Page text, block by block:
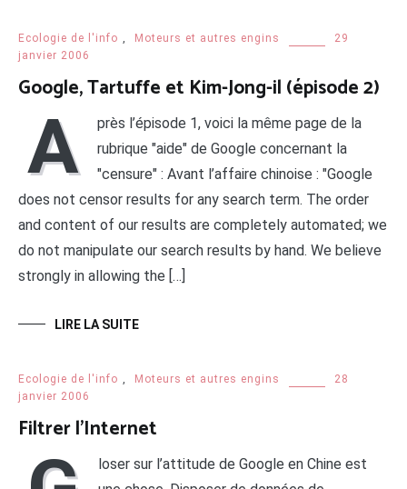
Ecologie de l'info Moteurs et autres engins
29
janvier 2006
Google, Tartuffe et Kim-Jong-il (épisode 2)
A
près l’épisode 1, voici la même page de la
rubrique "aide" de Google concernant la
"censure" : Avant l’affaire chinoise : "Google
does not censor results for any search term. The order
and content of our results are completely automated; we
do not manipulate our search results by hand. We believe
strongly in allowing the […]
LIRE LA SUITE
Ecologie de l'info Moteurs et autres engins
28
janvier 2006
Filtrer l’Internet
loser sur l’attitude de Google en Chine est